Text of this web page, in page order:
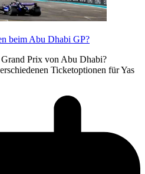
beim Abu Dhabi GP?
Prix von Abu Dhabi?
Ticketoptionen für Yas